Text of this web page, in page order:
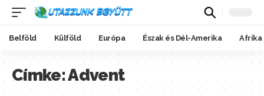
Belföld Külföld Európa Észak és Dél-Amerika Afrika
Címke:Advent